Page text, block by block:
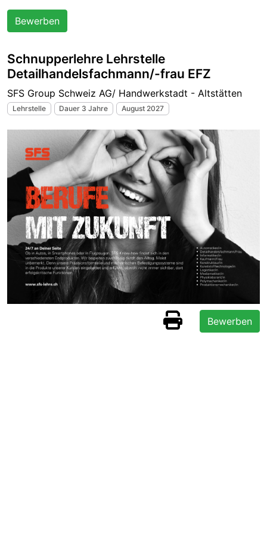
Bewerben
Schnupperlehre Lehrstelle
Detailhandelsfachmann/-frau EFZ
SFS Group Schweiz AG/ Handwerkstadt - Altstätten
Lehrstelle Dauer 3 Jahre August 2027
Bewerben